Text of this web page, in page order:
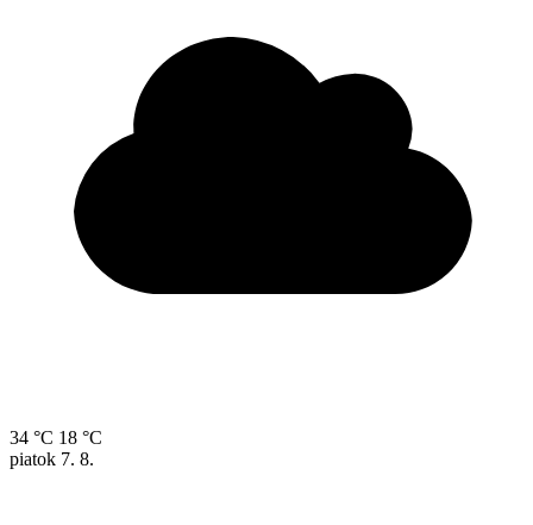
34 °C 18 °C
piatok 7. 8.